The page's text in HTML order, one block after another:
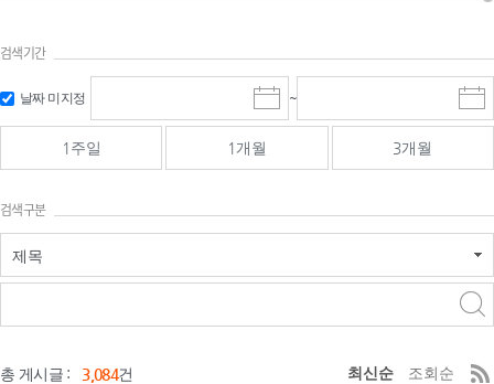
검색기간
날짜 미지정
시
작
일
선
~
종
료
선
1주일 1개월 3개월
검색구분
제목
총 게시글 : 3,084건 최신순 조회순